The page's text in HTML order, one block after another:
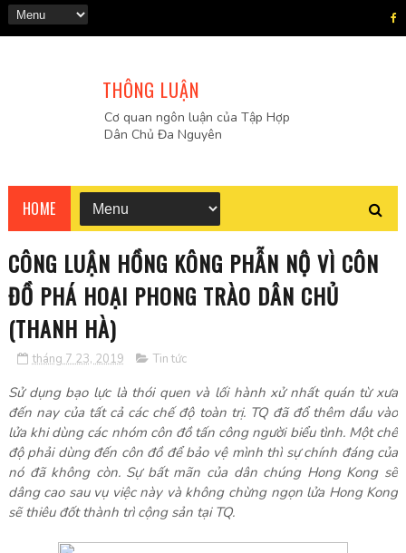
THÔNG LUẬN
Cơ quan ngôn luận của Tập Hợp
Dân Chủ Đa Nguyên
HOME
CÔNG LUẬN HỒNG KÔNG PHẪN NỘ VÌ CÔN
ĐỒ PHÁ HOẠI PHONG TRÀO DÂN CHỦ
(THANH HÀ)
tháng 7 23, 2019 Tin tức
Sử dụng bạo lực là thói quen và lối hành xử nhất quán từ xưa
đến nay của tất cả các chế độ toàn trị. TQ đã đổ thêm dầu vào
lửa khi dùng các nhóm côn đồ tấn công người biểu tình. Một chế
độ phải dùng đến côn đồ để bảo vệ mình thì sự chính đáng của
nó đã không còn. Sự bất mãn của dân chúng Hong Kong sẽ
dâng cao sau vụ việc này và không chừng ngọn lửa Hong Kong
sẽ thiêu đốt thành trì cộng sản tại TQ.